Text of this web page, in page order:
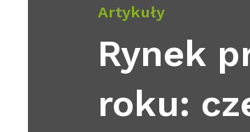
Artykuły
Rynek
roku: